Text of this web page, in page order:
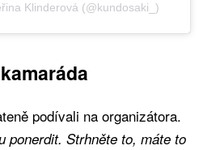
Klinderová (@kundosaki_)
podívali na organizátora.
ponerdit. Strhněte to, máte to